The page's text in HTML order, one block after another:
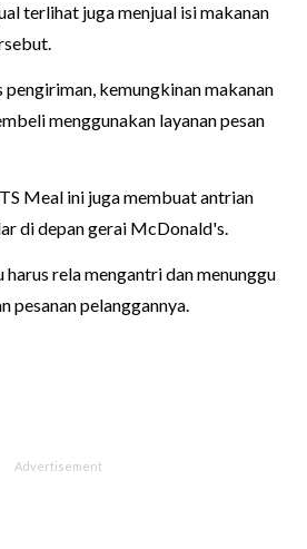
terlihat juga menjual isi makanan
pengiriman, kemungkinan makanan
menggunakan layanan pesan
Meal ini juga membuat antrian
di depan gerai McDonald's.
rela mengantri dan menunggu
pesanan pelanggannya.